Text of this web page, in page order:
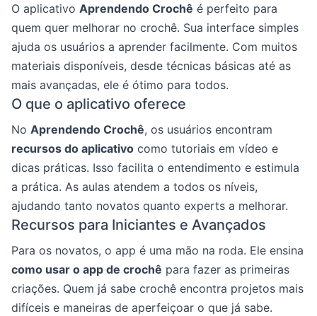
O aplicativo Aprendendo Crochê é perfeito para
quem quer melhorar no crochê. Sua interface simples
ajuda os usuários a aprender facilmente. Com muitos
materiais disponíveis, desde técnicas básicas até as
mais avançadas, ele é ótimo para todos.
O que o aplicativo oferece
No Aprendendo Crochê, os usuários encontram
recursos do aplicativo como tutoriais em vídeo e
dicas práticas. Isso facilita o entendimento e estimula
a prática. As aulas atendem a todos os níveis,
ajudando tanto novatos quanto experts a melhorar.
Recursos para Iniciantes e Avançados
Para os novatos, o app é uma mão na roda. Ele ensina
como usar o app de crochê para fazer as primeiras
criações. Quem já sabe crochê encontra projetos mais
difíceis e maneiras de aperfeiçoar o que já sabe.